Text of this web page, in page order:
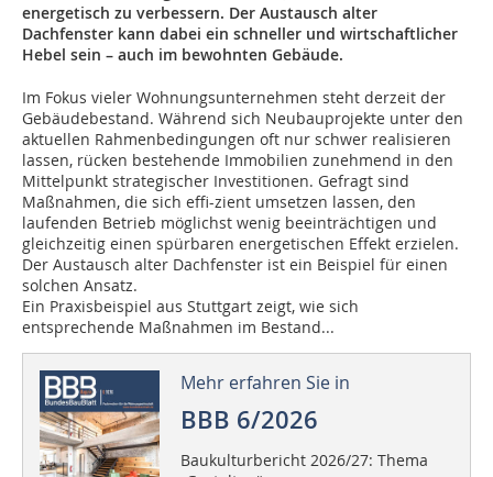
energetisch zu verbessern. Der Austausch alter
Dachfenster kann dabei ein schneller und wirtschaftlicher
Hebel sein – auch im bewohnten Gebäude.
Im Fokus vieler Wohnungsunternehmen steht derzeit der
Gebäudebestand. Während sich Neubauprojekte unter den
aktuellen Rahmenbedingungen oft nur schwer realisieren
lassen, rücken bestehende Immobilien zunehmend in den
Mittelpunkt strategischer Investitionen. Gefragt sind
Maßnahmen, die sich effi-zient umsetzen lassen, den
laufenden Betrieb möglichst wenig beeinträchtigen und
gleichzeitig einen spürbaren energetischen Effekt erzielen.
Der Austausch alter Dachfenster ist ein Beispiel für einen
solchen Ansatz.
Ein Praxisbeispiel aus Stuttgart zeigt, wie sich
entsprechende Maßnahmen im Bestand...
Mehr erfahren Sie in
BBB 6/2026
Baukulturbericht 2026/27: Thema